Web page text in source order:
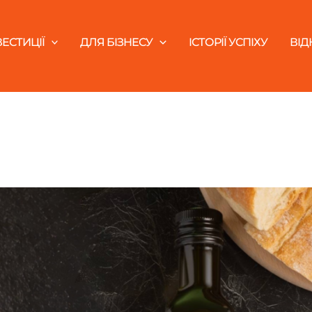
ДЛЯ БІЗНЕСУ ІСТОРІЇ УСПІХУ